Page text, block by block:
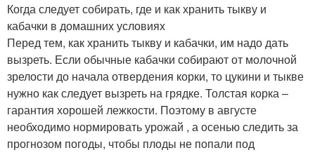
Когда следует собирать, где и как хранить тыкву и
кабачки в домашних условиях
Перед тем, как хранить тыкву и кабачки, им надо дать
вызреть. Если обычные кабачки собирают от молочной
зрелости до начала отвердения корки, то цукини и тыкве
нужно как следует вызреть на грядке. Толстая корка –
гарантия хорошей лежкости. Поэтому в августе
необходимо нормировать урожай , а осенью следить за
прогнозом погоды, чтобы плоды не попали под